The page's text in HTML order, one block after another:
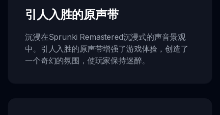
引人入胜的原声带
沉浸在Sprunki Remastered沉浸式的声音景观
中。引人入胜的原声带增强了游戏体验，创造了
一个奇幻的氛围，使玩家保持迷醉。